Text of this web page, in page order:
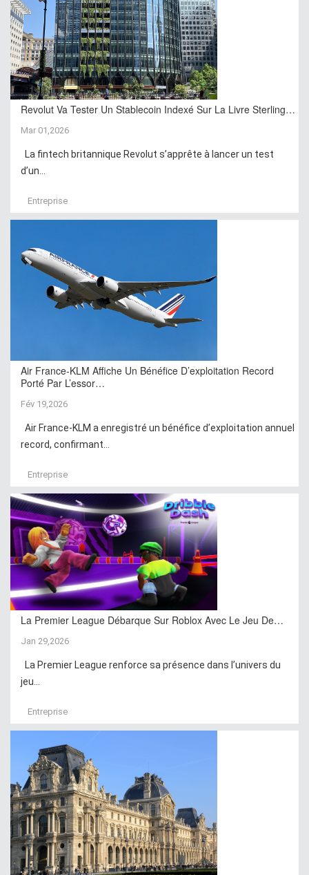
Revolut Va Tester Un Stablecoin Indexé Sur La Livre Sterling…
Mar 01,2026
La fintech britannique Revolut s’apprête à lancer un test
d’un...
Entreprise
Air France-KLM Affiche Un Bénéfice D’exploitation Record
Porté Par L’essor…
Fév 19,2026
Air France-KLM a enregistré un bénéfice d’exploitation annuel
record, confirmant...
Entreprise
La Premier League Débarque Sur Roblox Avec Le Jeu De…
Jan 29,2026
La Premier League renforce sa présence dans l’univers du
jeu...
Entreprise